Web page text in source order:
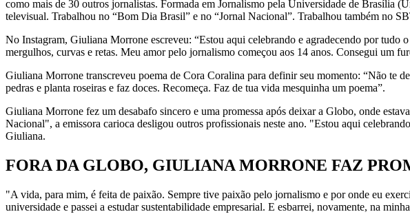
como mais de 30 outros jornalistas. Formada em Jornalismo pela Universidade de Brasília
televisual. Trabalhou no “Bom Dia Brasil” e no “Jornal Nacional”. Trabalhou também no
No Instagram, Giuliana Morrone escreveu: “Estou aqui celebrando e agradecendo por tudo
mergulhos, curvas e retas. Meu amor pelo jornalismo começou aos 14 anos. Consegui um
Giuliana Morrone transcreveu poema de Cora Coralina para definir seu momento: “Não te
pedras e planta roseiras e faz doces. Recomeça. Faz de tua vida mesquinha um poema”.
Giuliana Morrone fez um desabafo sincero e uma promessa após deixar a Globo, onde
Nacional", a emissora carioca desligou outros profissionais neste ano. "Estou aqui
Giuliana.
FORA DA GLOBO, GIULIANA MORRONE FAZ
"A vida, para mim, é feita de paixão. Sempre tive paixão pelo jornalismo e por onde eu
universidade e passei a estudar sustentabilidade empresarial. E esbarrei, novamente, na